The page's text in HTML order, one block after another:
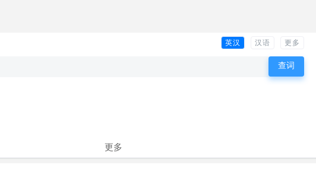
英汉 汉语 更多
更多